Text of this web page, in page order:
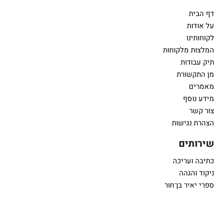
דף הבית
על אודות
לקוחותינו
המלצות מלקוחות
תיק עבודות
מן התקשורת
מאמרים
מידע נוסף
צור קשר
הצהרת נגישות
שירותים
כתיבה ועריכה
ניקוד והגהה
ספרי יאיר בן־חור